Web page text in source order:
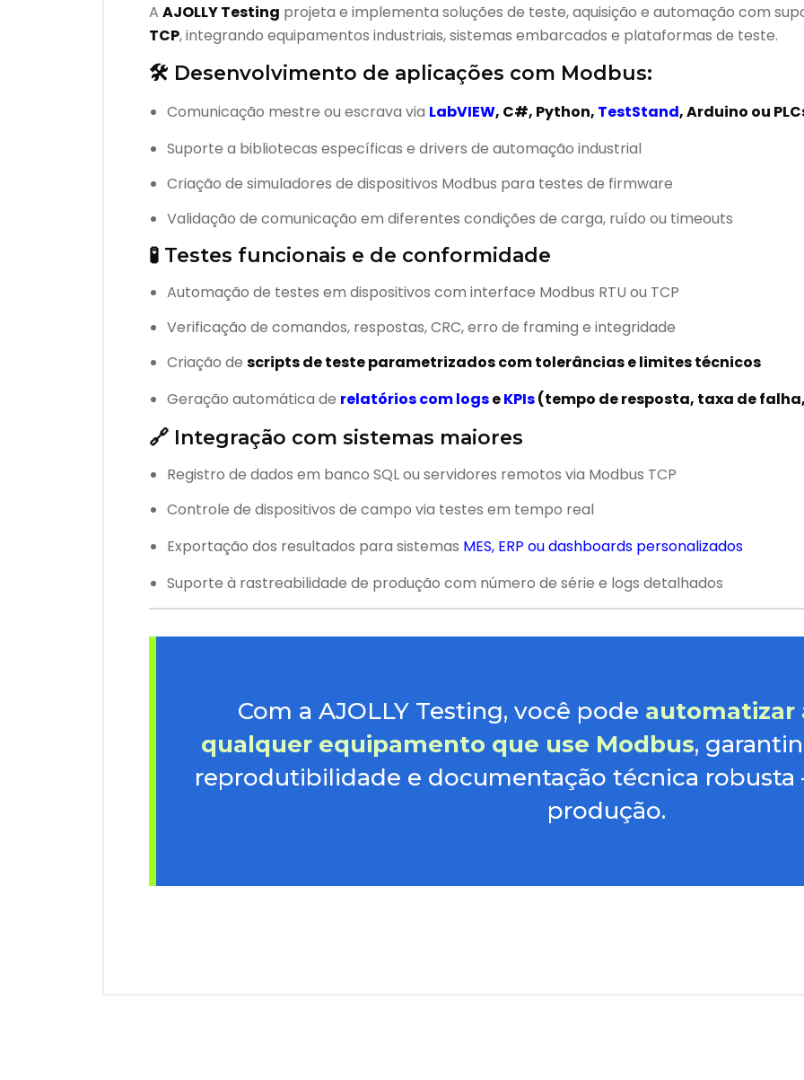
A AJOLLY Testing projeta e implementa soluções de teste, aquisição e automação com
TCP, integrando equipamentos industriais, sistemas embarcados e plataformas de teste.
🛠️ Desenvolvimento de aplicações com Modbus:
Comunicação mestre ou escrava via LabVIEW, C#, Python, TestStand, Arduino ou
Suporte a bibliotecas específicas e drivers de automação industrial
Criação de simuladores de dispositivos Modbus para testes de firmware
Validação de comunicação em diferentes condições de carga, ruído ou timeouts
🧪 Testes funcionais e de conformidade
Automação de testes em dispositivos com interface Modbus RTU ou TCP
Verificação de comandos, respostas, CRC, erro de framing e integridade
Criação de scripts de teste parametrizados com tolerâncias e limites técnicos
Geração automática de relatórios com logseKPIs(tempo de resposta, taxa de
🔗 Integração com sistemas maiores
Registro de dados em banco SQL ou servidores remotos via Modbus TCP
Controle de dispositivos de campo via testes em tempo real
Exportação dos resultados para sistemas MES, ERP ou dashboards personalizados
Suporte à rastreabilidade de produção com número de série e logs detalhados
Com a AJOLLY Testing, você pode automatizar
qualquer equipamento que use Modbus,
reprodutibilidade e documentação técnica robusta
produção.